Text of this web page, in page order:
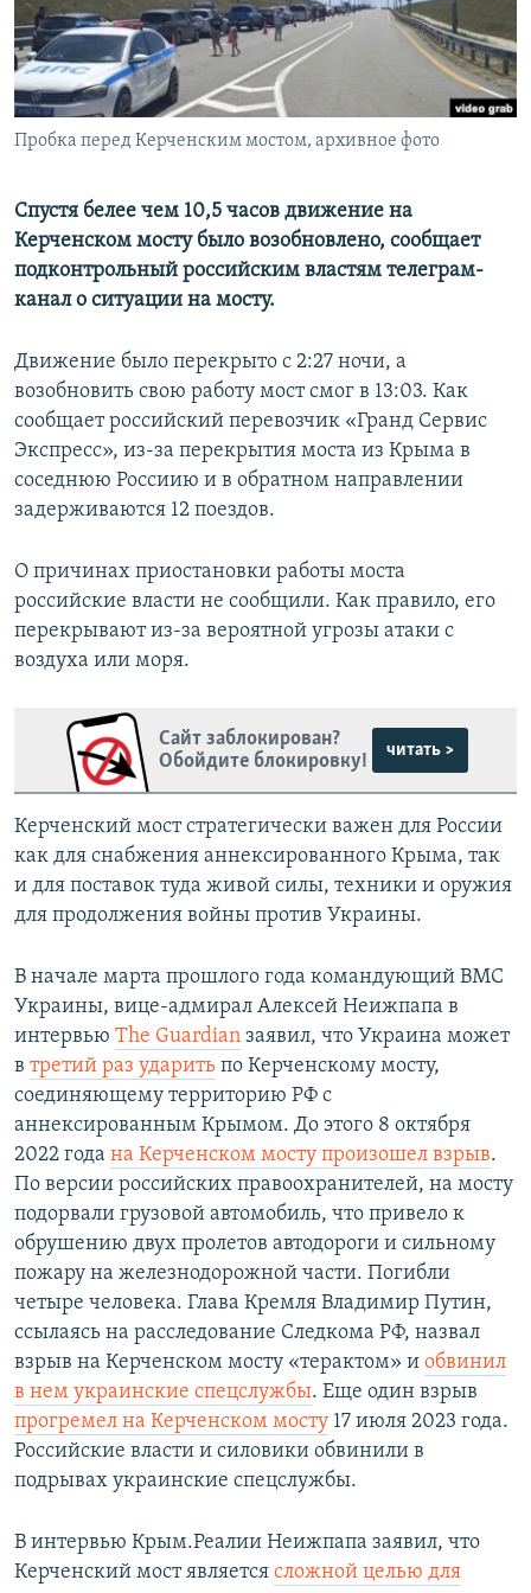
ПОБЕДИТЕЛЕЙ НЕ СУДЯТ?
КРЫМ.НЕПОКОРЕННЫЙ
ELIFBE
УКРАИНСКАЯ ПРОБЛЕМА КРЫМА
ПРИСОЕДИНЯЙТЕСЬ!
Пробка перед Керченским мостом, архивное фото
Спустя белее чем 10,5 часов движение на
Керченском мосту было возобновлено, сообщает
подконтрольный российским властям телеграм-
канал о ситуации на мосту.
Движение было перекрыто с 2:27 ночи, а
возобновить свою работу мост смог в 13:03. Как
сообщает российский перевозчик «Гранд Сервис
Экспресс», из-за перекрытия моста из Крыма в
соседнюю Россиию и в обратном направлении
задерживаются 12 поездов.
О причинах приостановки работы моста
российские власти не сообщили. Как правило, его
перекрывают из-за вероятной угрозы атаки с
воздуха или моря.
Сайт заблокирован?
Обойдите блокировку!
читать >
Керченский мост стратегически важен для России
как для снабжения аннексированного Крыма, так
и для поставок туда живой силы, техники и оружия
для продолжения войны против Украины.
В начале марта прошлого года командующий ВМС
Украины, вице-адмирал Алексей Неижпапа в
интервью The Guardian заявил, что Украина может
в третий раз ударить по Керченскому мосту,
соединяющему территорию РФ с
аннексированным Крымом. До этого 8 октября
2022 года на Керченском мосту произошел взрыв.
По версии российских правоохранителей, на мосту
подорвали грузовой автомобиль, что привело к
обрушению двух пролетов автодороги и сильному
пожару на железнодорожной части. Погибли
четыре человека. Глава Кремля Владимир Путин,
ссылаясь на расследование Следкома РФ, назвал
взрыв на Керченском мосту «терактом» и обвинил
в нем украинские спецслужбы. Еще один взрыв
прогремел на Керченском мосту 17 июля 2023 года.
Российские власти и силовики обвинили в
подрывах украинские спецслужбы.
В интервью Крым.Реалии Неижпапа заявил, что
Керченский мост является сложной целью для